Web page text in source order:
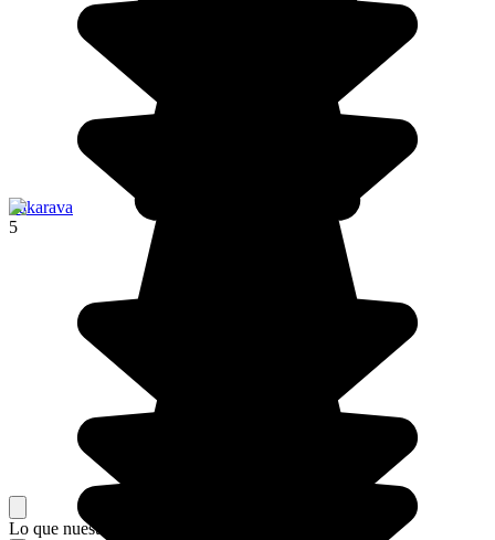
Fakarava
5
Lo que nuestros viajeros piensan de su estancia